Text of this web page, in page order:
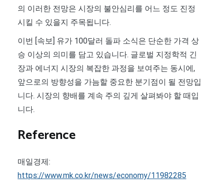
의 이러한 전망은 시장의 불안심리를 어느 정도 진정
시킬 수 있을지 주목됩니다.
이번 [속보] 유가 100달러 돌파 소식은 단순한 가격 상
승 이상의 의미를 담고 있습니다. 글로벌 지정학적 긴
장과 에너지 시장의 복잡한 과정을 보여주는 동시에,
앞으로의 방향성을 가늠할 중요한 분기점이 될 전망입
니다. 시장의 향배를 계속 주의 깊게 살펴봐야 할 때입
니다.
Reference
매일경제:
https://www.mk.co.kr/news/economy/11982285